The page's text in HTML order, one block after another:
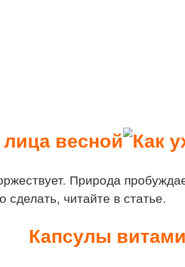
весной
Природа
сделать, читайте в статье.
Капсулы